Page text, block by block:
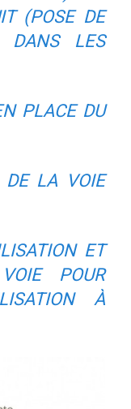
(POSE DE
DANS LES
PLACE DU
LA VOIE
ET
POUR
À